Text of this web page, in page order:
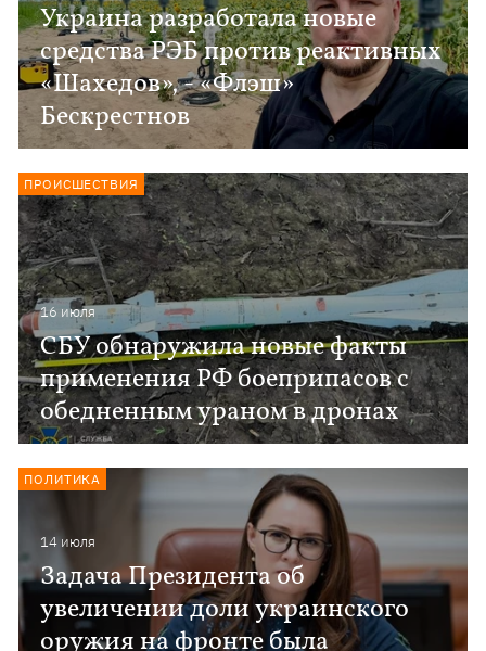
Украина разработала новые
средства РЭБ против реактивных
«Шахедов», - «Флэш»
Бескрестнов
16 июля
СБУ обнаружила новые факты
применения РФ боеприпасов с
обедненным ураном в дронах
ПРОИСШЕСТВИЯ
14 июля
Задача Президента об
увеличении доли украинского
оружия на фронте была
ПОЛИТИКА